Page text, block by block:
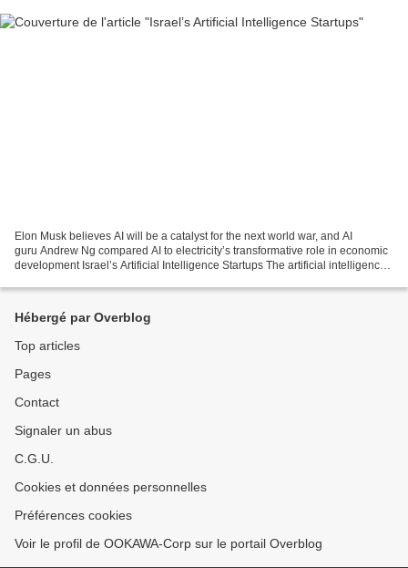
Elon Musk believes AI will be a catalyst for the next world war, and AI
guru Andrew Ng compared AI to electricity’s transformative role in economic
development Israel’s Artificial Intelligence Startups The artificial intelligence
Hébergé par Overblog
Top articles
Pages
Contact
Signaler un abus
C.G.U.
Cookies et données personnelles
Préférences cookies
Voir le profil de OOKAWA-Corp sur le portail Overblog